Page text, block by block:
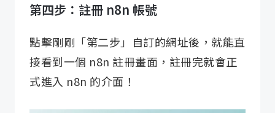
第四步：註冊 n8n 帳號
點擊剛剛「第二步」自訂的網址後，就能直
接看到一個 n8n 註冊畫面，註冊完就會正
式進入 n8n 的介面！